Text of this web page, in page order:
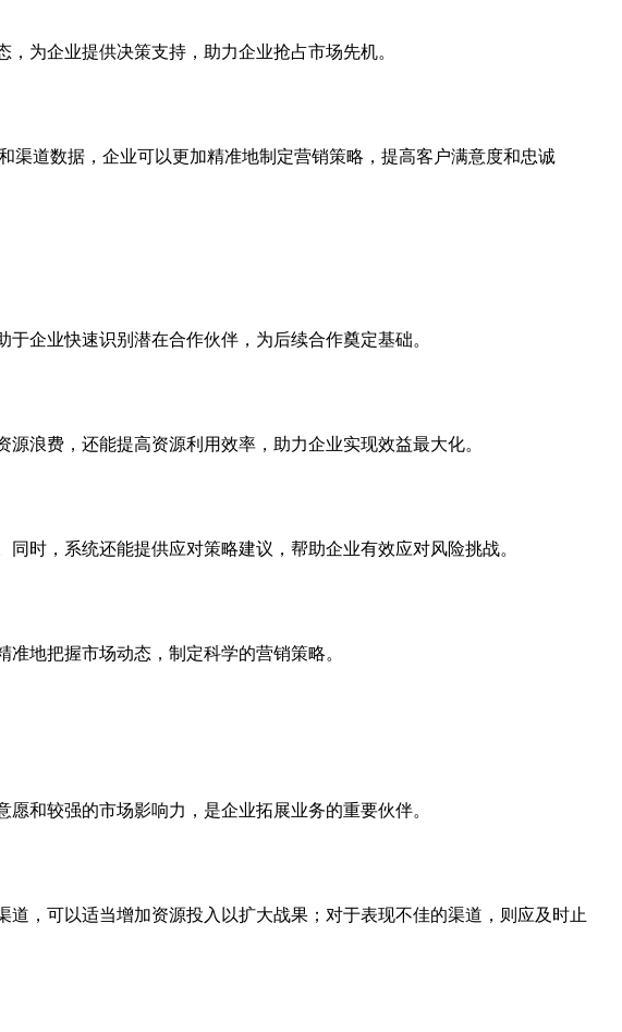
为企业提供决策支持，助力企业抢占市场先机。
道数据，企业可以更加精准地制定营销策略，提高客户满意度和忠诚
企业快速识别潜在合作伙伴，为后续合作奠定基础。
浪费，还能提高资源利用效率，助力企业实现效益最大化。
时，系统还能提供应对策略建议，帮助企业有效应对风险挑战。
地把握市场动态，制定科学的营销策略。
和较强的市场影响力，是企业拓展业务的重要伙伴。
，可以适当增加资源投入以扩大战果；对于表现不佳的渠道，则应及时止